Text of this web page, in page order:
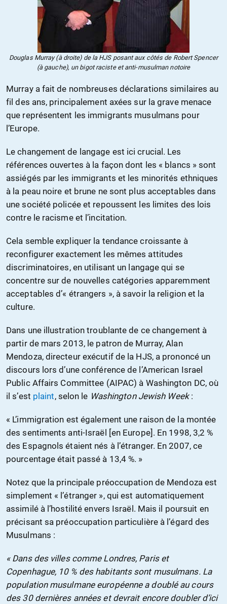
Douglas Murray (à droite) de la HJS posant aux côtés de Robert Spencer
(à gauche), un bigot raciste et anti-musulman notoire
Murray a fait de nombreuses déclarations similaires au
fil des ans, principalement axées sur la grave menace
que représentent les immigrants musulmans pour
l’Europe.
Le changement de langage est ici crucial. Les
références ouvertes à la façon dont les « blancs » sont
assiégés par les immigrants et les minorités ethniques
à la peau noire et brune ne sont plus acceptables dans
une société policée et repoussent les limites des lois
contre le racisme et l’incitation.
Cela semble expliquer la tendance croissante à
reconfigurer exactement les mêmes attitudes
discriminatoires, en utilisant un langage qui se
concentre sur de nouvelles catégories apparemment
acceptables d’« étrangers », à savoir la religion et la
culture.
Dans une illustration troublante de ce changement à
partir de mars 2013, le patron de Murray, Alan
Mendoza, directeur exécutif de la HJS, a prononcé un
discours lors d’une conférence de l’American Israel
Public Affairs Committee (AIPAC) à Washington DC, où
il s’est plaint, selon le Washington Jewish Week:
« L’immigration est également une raison de la montée
des sentiments anti-Israël [en Europe]. En 1998, 3,2 %
des Espagnols étaient nés à l’étranger. En 2007, ce
pourcentage était passé à 13,4 %. »
Notez que la principale préoccupation de Mendoza est
simplement « l’étranger », qui est automatiquement
assimilé à l’hostilité envers Israël. Mais il poursuit en
précisant sa préoccupation particulière à l’égard des
Musulmans :
« Dans des villes comme Londres, Paris et
Copenhague, 10 % des habitants sont musulmans. La
population musulmane européenne a doublé au cours
des 30 dernières années et devrait encore doubler d’ici